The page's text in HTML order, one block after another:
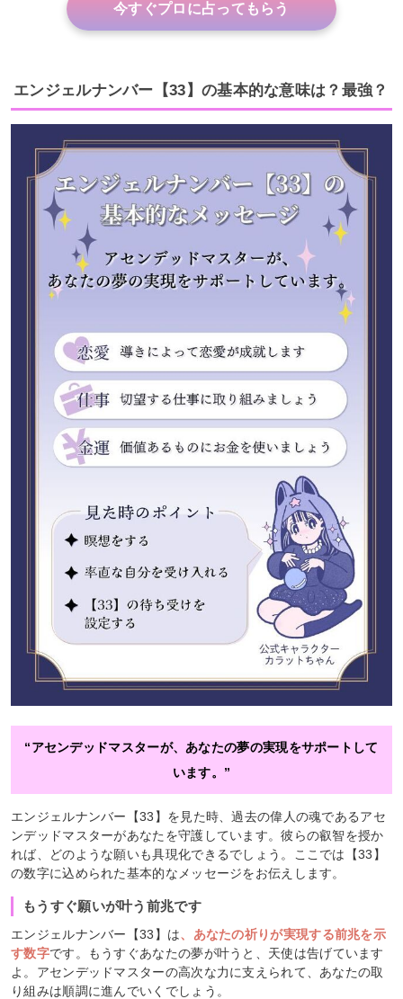
今すぐプロに占ってもらう
エンジェルナンバー【33】の基本的な意味は？最強？
“アセンデッドマスターが、あなたの夢の実現をサポートして
います。”
エンジェルナンバー【33】を見た時、過去の偉人の魂であるアセ
ンデッドマスターがあなたを守護しています。彼らの叡智を授か
れば、どのような願いも具現化できるでしょう。ここでは【33】
の数字に込められた基本的なメッセージをお伝えします。
もうすぐ願いが叶う前兆です
エンジェルナンバー【33】は、あなたの祈りが実現する前兆を示
す数字です。もうすぐあなたの夢が叶うと、天使は告げています
よ。アセンデッドマスターの高次な力に支えられて、あなたの取
り組みは順調に進んでいくでしょう。